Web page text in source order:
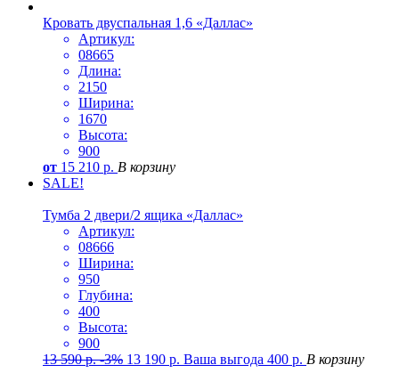
Кровать двуспальная 1,6 «Даллас»
Артикул:
08665
Длина:
2150
Ширина:
1670
Высота:
900
от 15 210 р. В корзину
SALE!
Тумба 2 двери/2 ящика «Даллас»
Артикул:
08666
Ширина:
950
Глубина:
400
Высота:
900
13 590р. -3% 13 190 р. Ваша выгода 400 р. В корзину